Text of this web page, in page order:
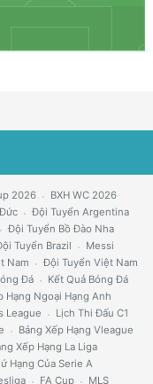
2026
BXH WC 2026
Đội Tuyển Argentina
Đội Tuyển Bồ Đào Nha
Tuyển Brazil
Messi
Nam
Đội Tuyển Việt Nam
Đá
Kết Quả Bóng Đá
Hạng Ngoại Hạng Anh
League
Lịch Thi Đấu C1
Bảng Xếp Hạng Vleague
Xếp Hạng La Liga
Hạng Của Serie A
FA Cup MLS